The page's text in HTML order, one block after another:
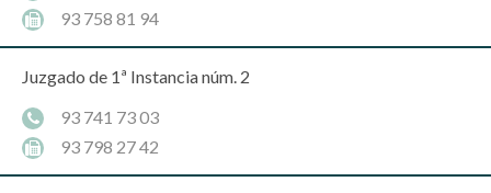
93 758 81 94
Juzgado de 1ª Instancia núm. 2
93 741 73 03
93 798 27 42